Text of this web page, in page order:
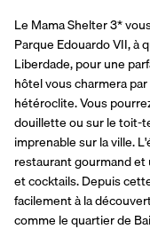
Le Mama Shelter 3*
Parque Edouardo VII, à
Liberdade, pour une
hôtel vous charmera
hétéroclite. Vous
douillette ou sur le toit-
imprenable sur la ville.
restaurant gourmand et
et cocktails. Depuis
facilement à la
comme le quartier de